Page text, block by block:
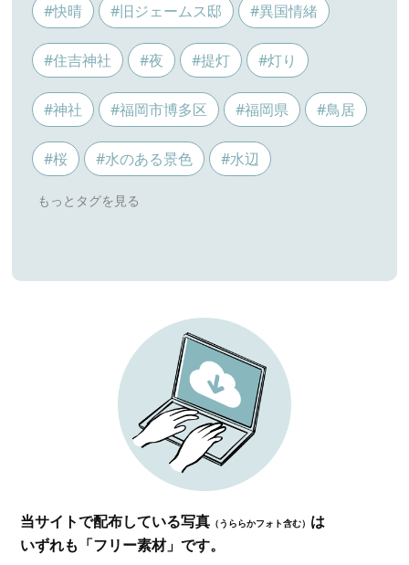
#快晴 #旧ジェームス邸 #異国情緒
#住吉神社 #夜 #提灯 #灯り
#神社 #福岡市博多区 #福岡県 #鳥居
#桜 #水のある景色 #水辺
当サイトで配布している写真 （うららかフォト含む） は
いずれも「フリー素材」です。